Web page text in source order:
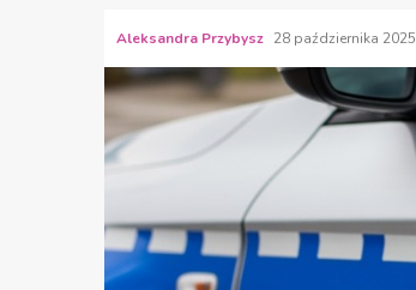
Aleksandra Przybysz 28 października 2025